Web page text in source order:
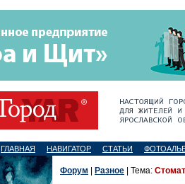
ГЛАВНАЯ НАВИГАТОР СТАТЬИ
Форум Разное | Тема: